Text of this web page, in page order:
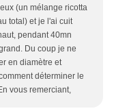
(un mélange ricotta
total) et je l'ai cuit
pendant 40mn
Du coup je ne
en diamètre et
déterminer le
vous remerciant,